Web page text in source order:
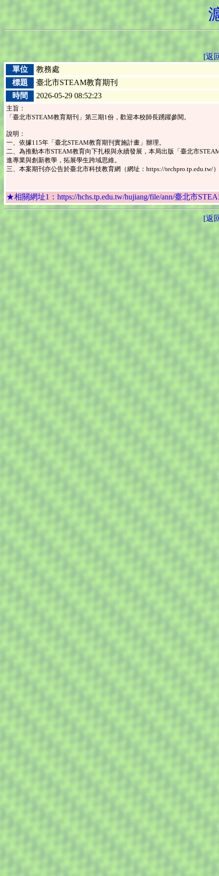
[返
單位
教務處
標題
臺北市STEAM教育期刊
時間
2026-05-29 08:52:23
主旨：
「臺北市STEAM教育期刊」第三期1份，歡迎本校師長踴躍參閱。
說明：
一、依據115年「臺北STEAM教育期刊實施計畫」辦理。
二、為推動本市STEAM教育向下扎根與永續發展，本局出版「臺北市
進專業與創新教學，拓展學生跨域思維。
三、本案期刊亦公告於臺北市科技教育網（網址：https://techpro.tp.edu.tw/
★相關網址1：https://hchs.tp.edu.tw/hujiang/file/ann/臺北市
[返